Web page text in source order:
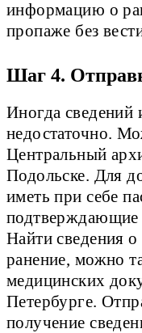
информацию о
пропаже без
Шаг 4.
Иногда сведений
недостаточно.
Центральный
Подольске. Для
иметь при себе
подтверждающие
Найти сведения
ранение, можно
медицинских
Петербурге.
получение